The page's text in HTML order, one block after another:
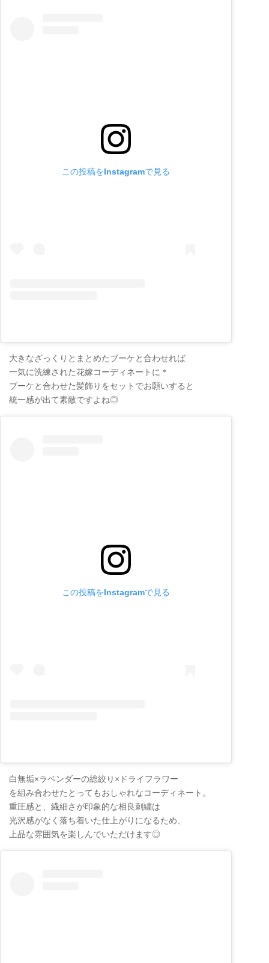
この投稿をInstagramで見る
大きなざっくりとまとめたブーケと合わせれば
一気に洗練された花嫁コーディネートに＊
ブーケと合わせた髪飾りをセットでお願いすると
統一感が出て素敵ですよね◎
この投稿をInstagramで見る
白無垢×ラベンダーの総絞り×ドライフラワー
を組み合わせたとってもおしゃれなコーディネート。
重圧感と、繊細さが印象的な相良刺繍は
光沢感がなく落ち着いた仕上がりになるため、
上品な雰囲気を楽しんでいただけます◎